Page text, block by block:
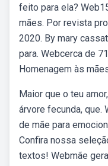
feito para ela?
mães. Por revista
2020. By mary
para. Webcerca de
Homenagem às
Maior que o teu
árvore fecunda, que.
de mãe para
Confira nossa
textos! Webmãe